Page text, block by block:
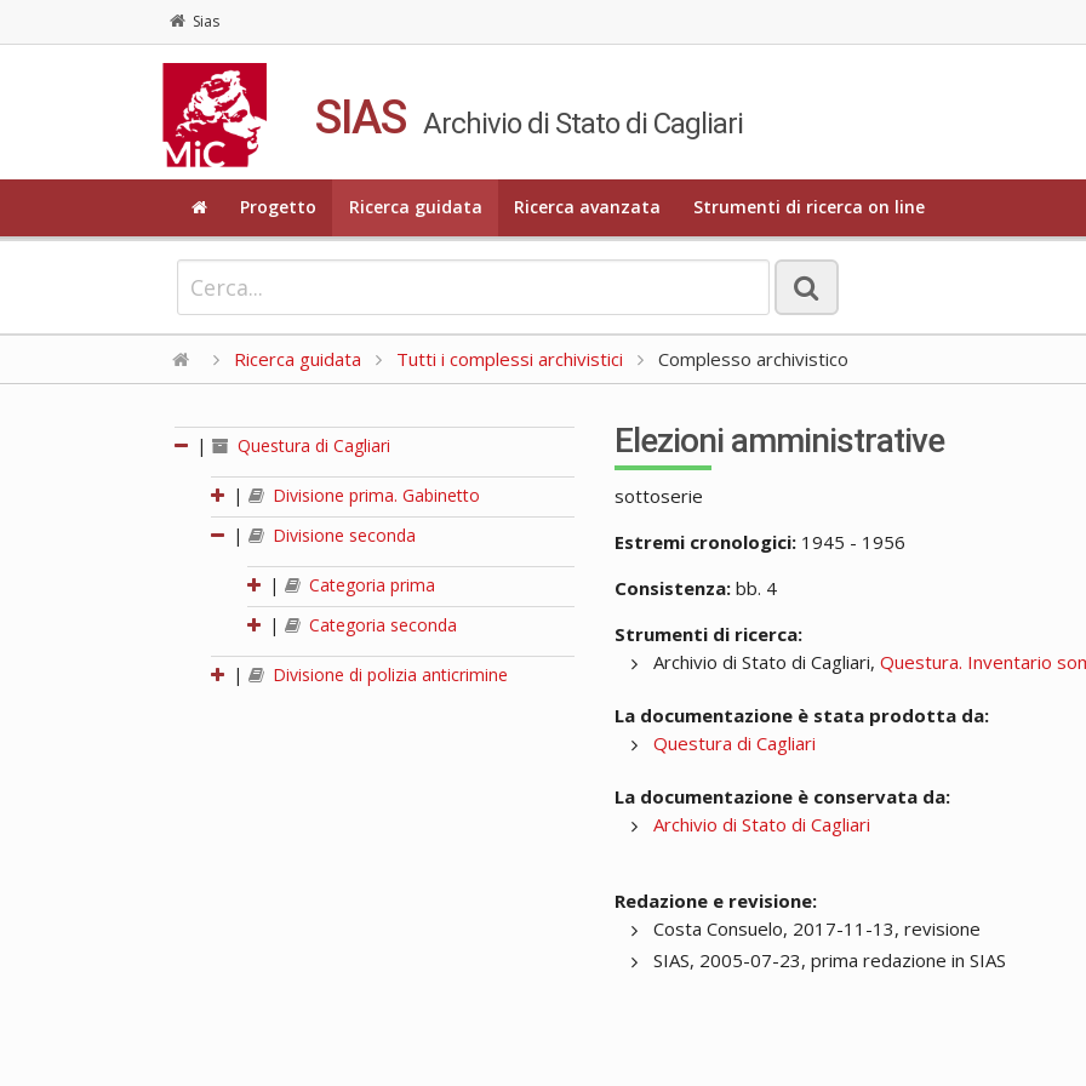
Sias
SIAS Archivio di Stato di Cagliari
Progetto Ricerca guidata Ricerca avanzata Strumenti di ricerca on line
Ricerca guidata Tutti i complessi archivistici Complesso archivistico
| Questura di Cagliari
|
Divisione prima. Gabinetto
|
Divisione seconda
|
Categoria prima
|
Categoria seconda
| Divisione di polizia anticrimine
Elezioni amministrative
sottoserie
Estremi cronologici: 1945 - 1956
Consistenza: bb. 4
Strumenti di ricerca:
Archivio di Stato di Cagliari,Questura. Inventario
La documentazione è stata prodotta da:
Questura di Cagliari
La documentazione è conservata da:
Archivio di Stato di Cagliari
Redazione e revisione:
Costa Consuelo, 2017-11-13, revisione
SIAS, 2005-07-23, prima redazione in SIAS